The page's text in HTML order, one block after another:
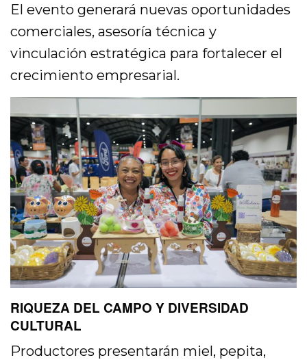
El evento generará nuevas oportunidades
comerciales, asesoría técnica y
vinculación estratégica para fortalecer el
crecimiento empresarial.
RIQUEZA DEL CAMPO Y DIVERSIDAD
CULTURAL
Productores presentarán miel, pepita,